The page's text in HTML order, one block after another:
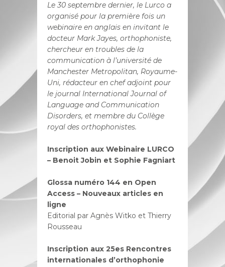
Le 30 septembre dernier, le Lurco a
organisé pour la première fois un
webinaire en anglais en invitant le
docteur Mark Jayes, orthophoniste,
chercheur en troubles de la
communication à l’université de
Manchester Metropolitan, Royaume-
Uni, rédacteur en chef adjoint pour
le journal International Journal of
Language and Communication
Disorders, et membre du Collège
royal des orthophonistes.
Inscription aux Webinaire LURCO
– Benoit Jobin et Sophie Fagniart
Glossa numéro 144 en Open
Access – Nouveaux articles en
ligne
Editorial par Agnès Witko et Thierry
Rousseau
Inscription aux 25es Rencontres
internationales d’orthophonie